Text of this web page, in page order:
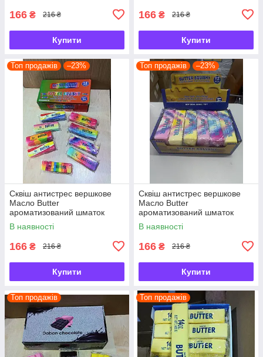
166 ₴ 216 ₴
Купити
166 ₴ 216 ₴
Купити
Топ продажів –23%
Сквіш антистрес вершкове
Масло Butter
ароматизований шматок
масла
В наявності
166 ₴ 216 ₴
Купити
Топ продажів –23%
Сквіш антистрес вершкове
Масло Butter
ароматизований шматок
масла
В наявності
166 ₴ 216 ₴
Купити
Топ продажів Топ продажів